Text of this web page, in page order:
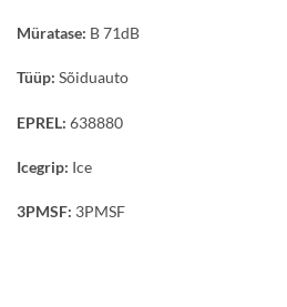
Müratase: B 71dB
Tüüp: Sõiduauto
EPREL: 638880
Icegrip: Ice
3PMSF: 3PMSF